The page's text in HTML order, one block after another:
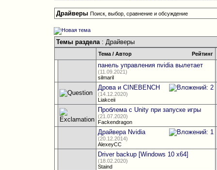
Драйверы Поиск, выбор, сравнение и обсуждение
Темы раздела: Драйверы
Рейтинг
Тема/ Автор
панель управления nvidia вылетает
(11.09.2021)
silmaril
Дрова и CINEBENCH
(14.12.2020)
Liakceii
Проблема с Unity при запуске игры
(21.07.2020)
Fackendragon
Драйвера Nvidia
(20.12.2014)
AlexeyCC
Driver backup [Windows 10 x64]
(18.02.2020)
Staind